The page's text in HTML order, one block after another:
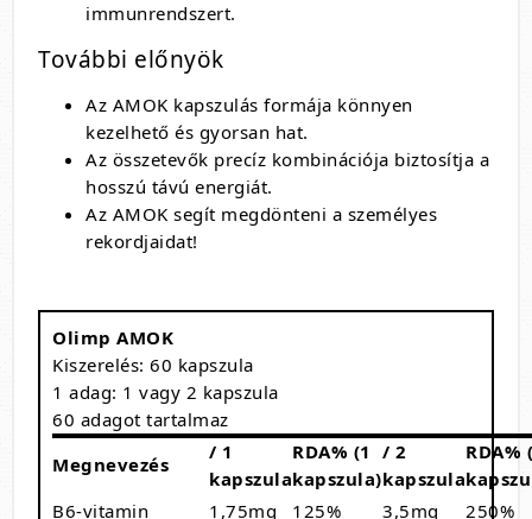
immunrendszert.
További előnyök
Az AMOK kapszulás formája könnyen
kezelhető és gyorsan hat.
Az összetevők precíz kombinációja biztosítja a
hosszú távú energiát.
Az AMOK segít megdönteni a személyes
rekordjaidat!
Olimp AMOK
Kiszerelés: 60 kapszula
1 adag: 1 vagy 2 kapszula
60 adagot tartalmaz
Megnevezés
/ 1
kapszula
RDA% (1
kapszula)
/ 2
kapszula
RDA%
B6-vitamin
1,75mg 125% 3,5mg 250%